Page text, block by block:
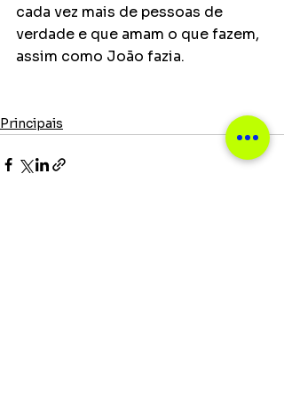
cada vez mais de pessoas de
verdade e que amam o que fazem,
assim como João fazia.
Principais